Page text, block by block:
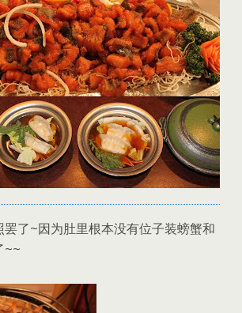
了~因为肚里根本没有位子装螃蟹和
~~